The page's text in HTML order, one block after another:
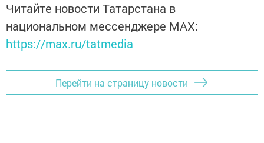
Читайте новости Татарстана в
национальном мессенджере MАХ:
https://max.ru/tatmedia
Перейти на страницу новости